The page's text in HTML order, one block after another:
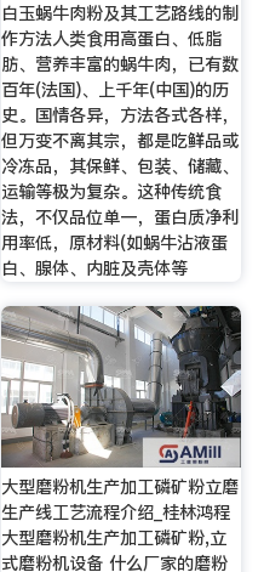
白玉蜗牛肉粉及其工艺路线的制
作方法人类食用高蛋白、低脂
肪、营养丰富的蜗牛肉，已有数
百年(法国)、上千年(中国)的历
史。国情各异，方法各式各样，
但万变不离其宗，都是吃鲜品或
冷冻品，其保鲜、包装、储藏、
运输等极为复杂。这种传统食
法，不仅品位单一，蛋白质净利
用率低，原材料(如蜗牛沾液蛋
白、腺体、内脏及壳体等
大型磨粉机生产加工磷矿粉立磨
生产线工艺流程介绍_桂林鸿程
大型磨粉机生产加工磷矿粉,立
式磨粉机设备 什么厂家的磨粉